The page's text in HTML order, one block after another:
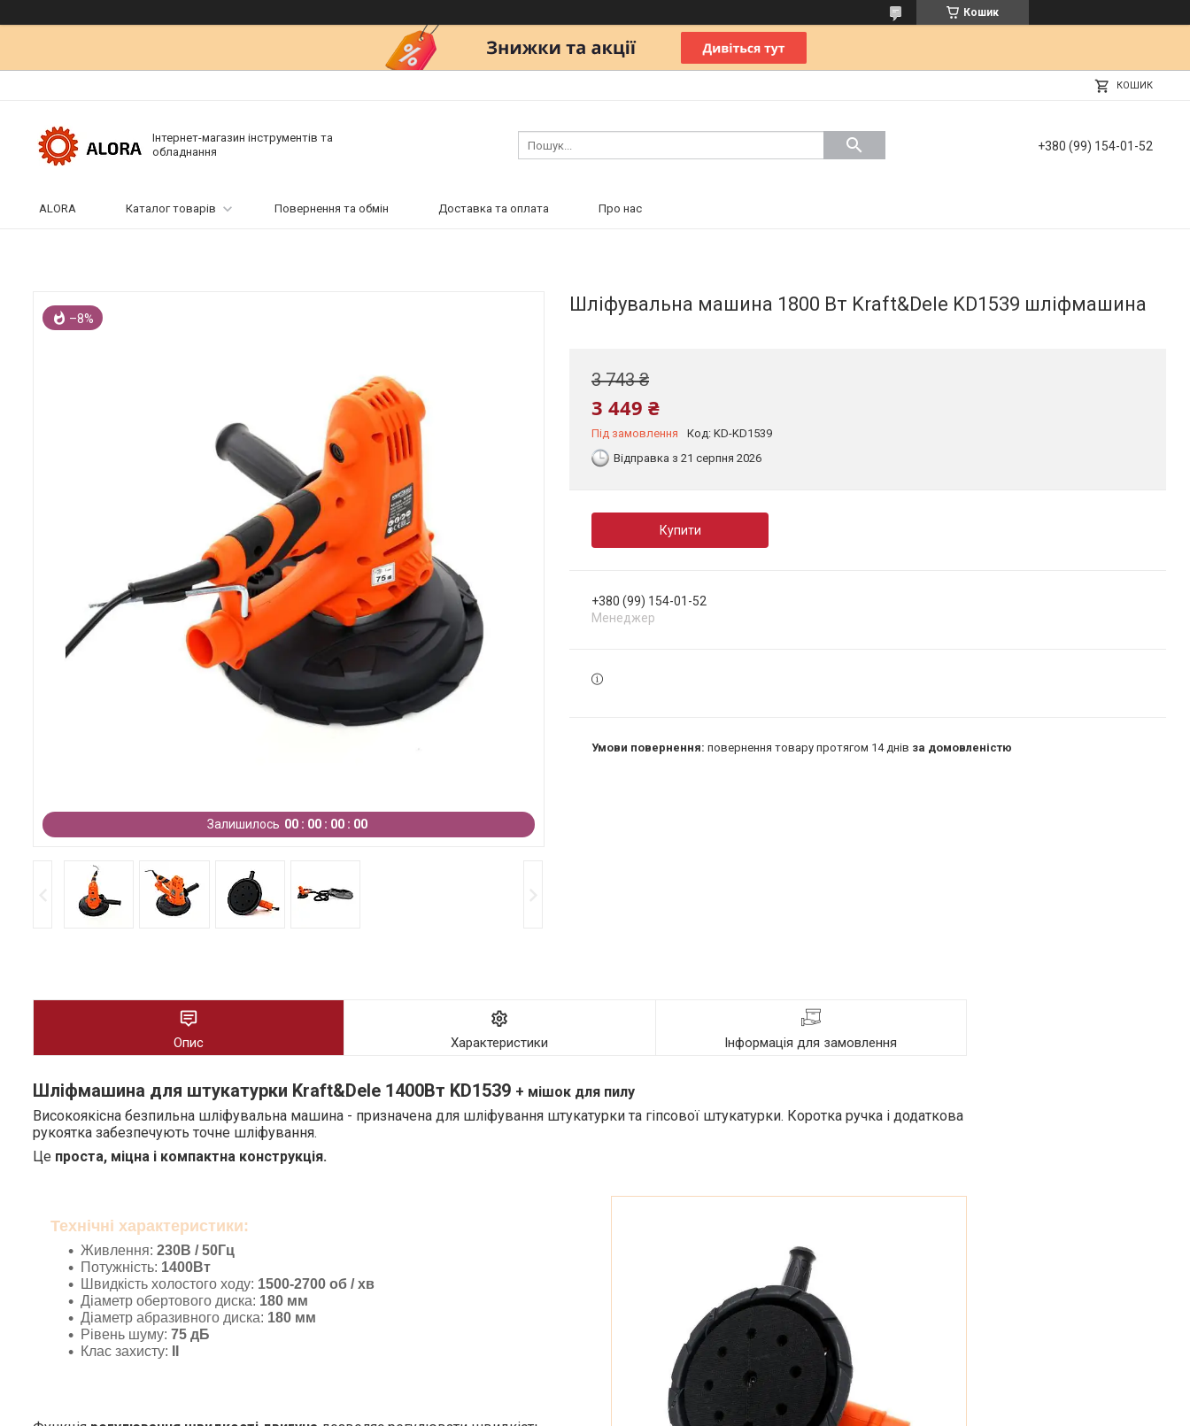
Кошик
КОШИК
Інтернет-магазин інструментів та
обладнання
+380 (99) 154-01-52
ALORA Каталог товарів Повернення та обмін Доставка та оплата Про нас
Залишилось 00 00 00 00
–8%
Шліфувальна машина 1800 Вт Kraft&Dele KD1539 шліфмашина
3 743 ₴
3 449 ₴
Під замовлення Код: KD-KD1539
Відправка з 21 серпня 2026
Купити
+380 (99) 154-01-52
Менеджер
повернення товару протягом 14 днів за домовленістю
Опис Характеристики Інформація для замовлення
Шліфмашина для штукатурки Kraft&Dele 1400Вт KD1539 + мішок для пилу
Високоякісна безпильна шліфувальна машина - призначена для шліфування штукатурки та гіпсової штукатурки. Коротка ручка і додаткова
рукоятка забезпечують точне шліфування.
Це проста, міцна і компактна конструкція.
Технічні характеристики:
Живлення: 230В / 50Гц
Потужність: 1400Вт
Швидкість холостого ходу: 1500-2700 об / хв
Діаметр обертового диска: 180 мм
Діаметр абразивного диска: 180 мм
Рівень шуму: 75 дБ
Клас захисту: